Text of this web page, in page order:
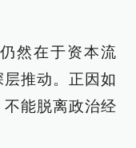
然在于资本流
推动。正因如
能脱离政治经